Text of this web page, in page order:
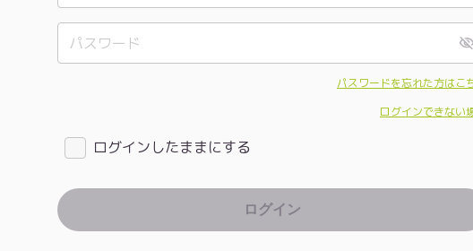
パスワードを忘れた方はこ
ログインできない
ログインしたままにする